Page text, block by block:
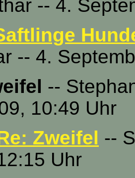
-- 4.
-- 4.
--
10:49 Uhr
Zweifel --
Uhr